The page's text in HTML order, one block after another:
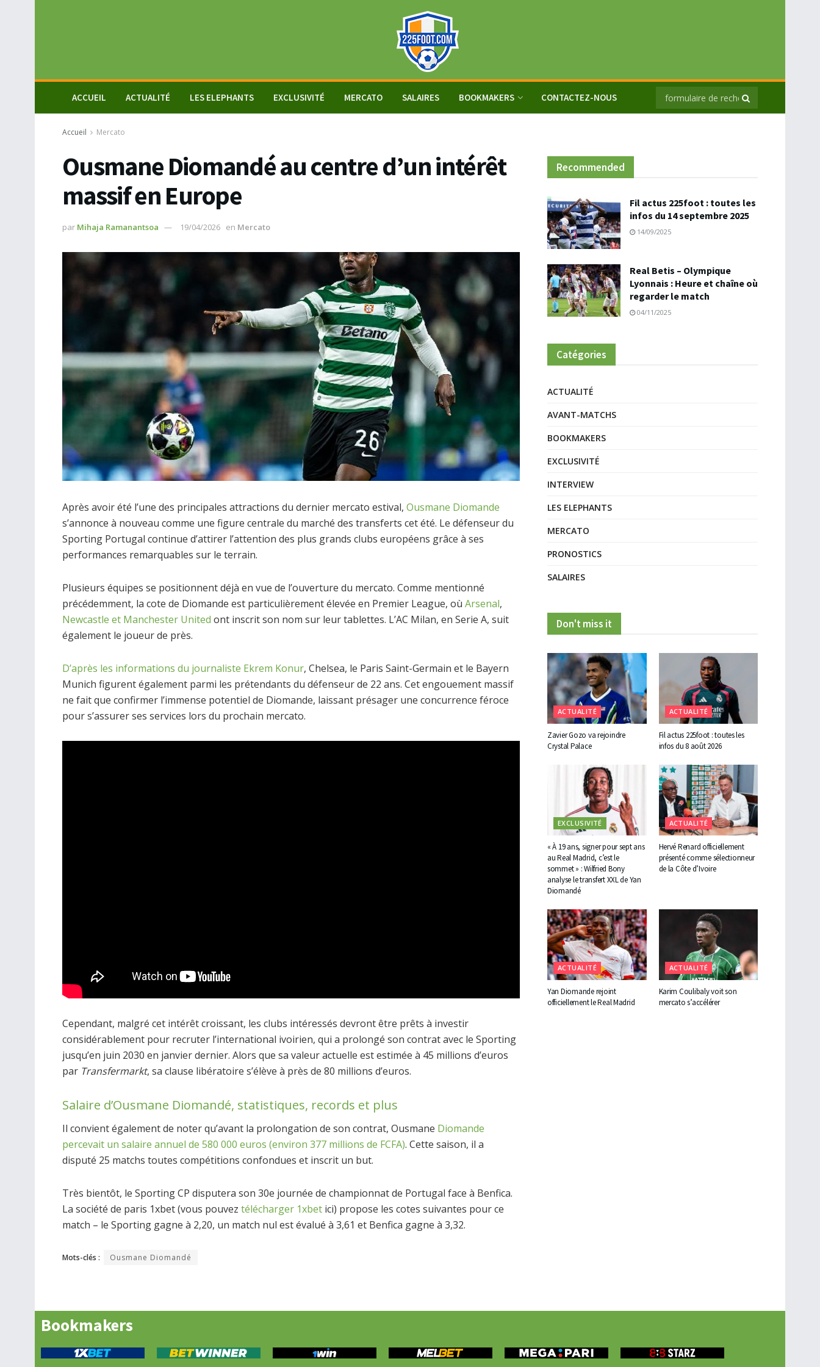
ACCUEIL ACTUALITÉ LES ELEPHANTS EXCLUSIVITÉ MERCATO SALAIRES BOOKMAKERS CONTACTEZ-NOUS
Accueil Mercato
Ousmane Diomandé au centre d’un intérêt
massif en Europe
par Mihaja Ramanantsoa 19/04/2026 en Mercato
Après avoir été l’une des principales attractions du dernier mercato estival, Ousmane Diomande
s’annonce à nouveau comme une figure centrale du marché des transferts cet été. Le défenseur du
Sporting Portugal continue d’attirer l’attention des plus grands clubs européens grâce à ses
performances remarquables sur le terrain.
Plusieurs équipes se positionnent déjà en vue de l’ouverture du mercato. Comme mentionné
précédemment, la cote de Diomande est particulièrement élevée en Premier League, où Arsenal,
Newcastle et Manchester United ont inscrit son nom sur leur tablettes. L’AC Milan, en Serie A, suit
également le joueur de près.
D’après les informations du journaliste Ekrem Konur, Chelsea, le Paris Saint-Germain et le Bayern
Munich figurent également parmi les prétendants du défenseur de 22 ans. Cet engouement massif
ne fait que confirmer l’immense potentiel de Diomande, laissant présager une concurrence féroce
pour s’assurer ses services lors du prochain mercato.
Cependant, malgré cet intérêt croissant, les clubs intéressés devront être prêts à investir
considérablement pour recruter l’international ivoirien, qui a prolongé son contrat avec le Sporting
jusqu’en juin 2030 en janvier dernier. Alors que sa valeur actuelle est estimée à 45 millions d’euros
par Transfermarkt, sa clause libératoire s’élève à près de 80 millions d’euros.
Salaire d’Ousmane Diomandé, statistiques, records et plus
Il convient également de noter qu’avant la prolongation de son contrat, Ousmane Diomande
percevait un salaire annuel de 580 000 euros (environ 377 millions de FCFA). Cette saison, il a
disputé 25 matchs toutes compétitions confondues et inscrit un but.
Très bientôt, le Sporting CP disputera son 30e journée de championnat de Portugal face à Benfica.
La société de paris 1xbet (vous pouvez télécharger 1xbet ici) propose les cotes suivantes pour ce
match – le Sporting gagne à 2,20, un match nul est évalué à 3,61 et Benfica gagne à 3,32.
Mots-clés : Ousmane Diomandé
Recommended
Fil actus 225foot : toutes les
infos du 14 septembre 2025
14/09/2025
Real Betis – Olympique
Lyonnais : Heure et chaîne où
regarder le match
04/11/2025
Catégories
ACTUALITÉ
AVANT-MATCHS
BOOKMAKERS
EXCLUSIVITÉ
INTERVIEW
LES ELEPHANTS
MERCATO
PRONOSTICS
SALAIRES
Don't miss it
ACTUALITÉ
Zavier Gozo va rejoindre
Crystal Palace
ACTUALITÉ
Fil actus 225foot : toutes les
infos du 8 août 2026
EXCLUSIVITÉ
« À 19 ans, signer pour sept ans
au Real Madrid, c’est le
sommet » : Wilfried Bony
analyse le transfert XXL de Yan
Diomandé
ACTUALITÉ
Hervé Renard officiellement
présenté comme sélectionneur
de la Côte d’Ivoire
ACTUALITÉ
Yan Diomande rejoint
officiellement le Real Madrid
ACTUALITÉ
Karim Coulibaly voit son
mercato s’accélérer
Bookmakers